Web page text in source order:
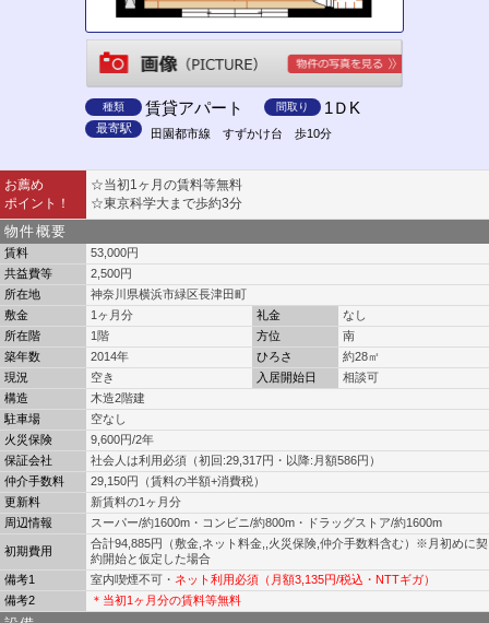
種類 賃貸アパート 間取り 1ＤK
最寄駅 田園都市線 すずかけ台 歩10分
お薦め
ポイント！
☆当初1ヶ月の賃料等無料
☆東京科学大まで歩約3分
物件概要
賃料
53,000円
共益費等
2,500円
所在地
神奈川県横浜市緑区長津田町
敷金
1ヶ月分 礼金
なし
所在階
1階 方位
南
築年数
2014年 ひろさ
約28㎡
現況
空き 入居開始日
相談可
構造
木造2階建
駐車場
空なし
火災保険
9,600円/2年
保証会社
社会人は利用必須（初回:29,317円・以降:月額586円）
仲介手数料
29,150円（賃料の半額+消費税）
更新料
新賃料の1ヶ月分
周辺情報
スーパー/約1600m・コンビニ/約800m・ドラッグストア/約1600m
初期費用
合計94,885円（敷金,ネット料金,,火災保険,仲介手数料含む）※月初めに契
約開始と仮定した場合
備考1
室内喫煙不可・ ネット利用必須（月額3,135円/税込・NTTギガ）
備考2
＊当初1ヶ月分の賃料等無料